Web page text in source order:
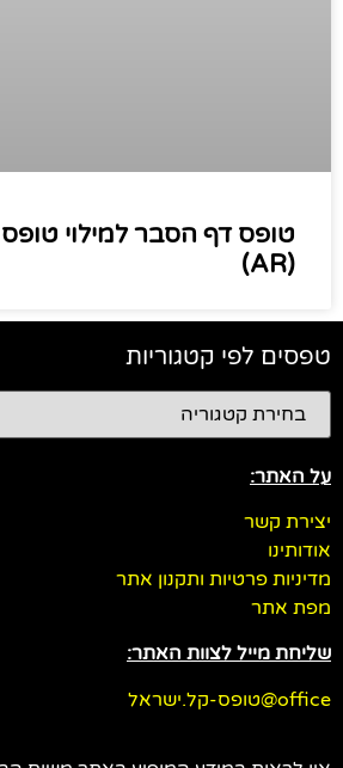
(AR)
טפסים לפי קטגוריות
על האתר:
יצירת קשר
אודותינו
מדיניות פרטיות ותקנון אתר
מפת אתר
שליחת מייל לצוות האתר:
office@טופס-קל.ישראל